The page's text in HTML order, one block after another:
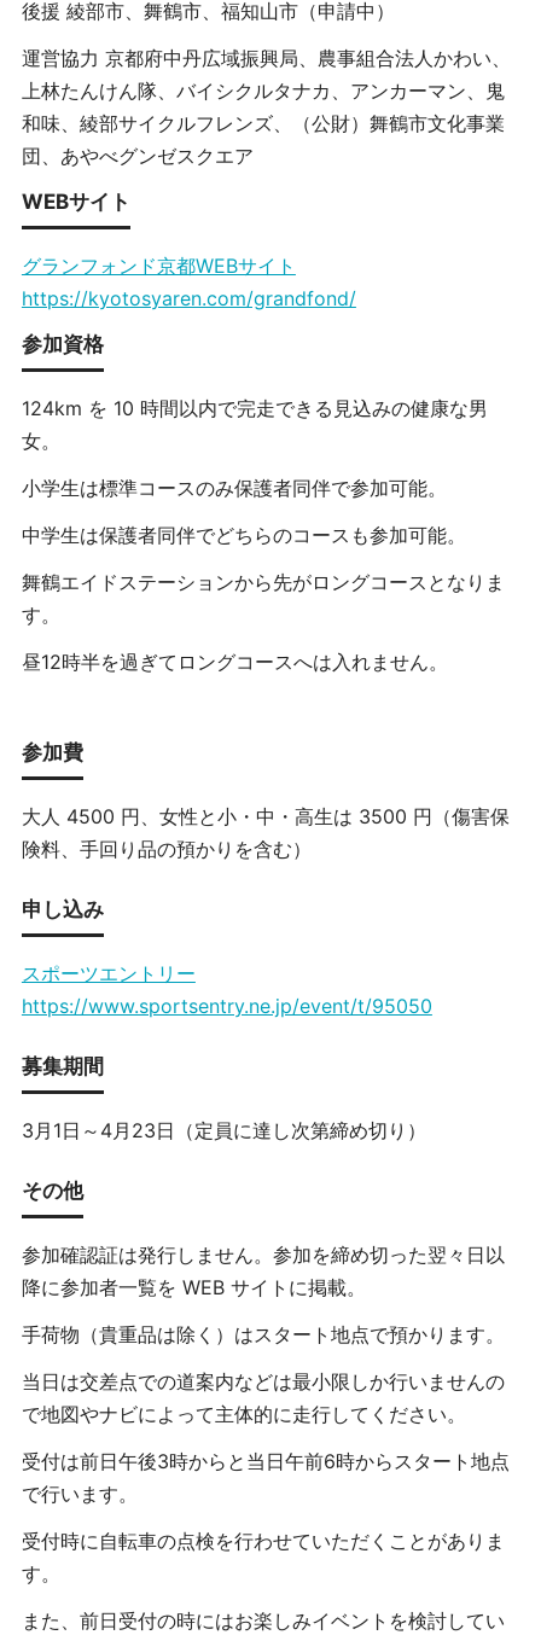
後援 綾部市、舞鶴市、福知山市（申請中）
運営協力 京都府中丹広域振興局、農事組合法人かわい、
上林たんけん隊、バイシクルタナカ、アンカーマン、鬼
和味、綾部サイクルフレンズ、（公財）舞鶴市文化事業
団、あやべグンゼスクエア
WEBサイト
グランフォンド京都WEBサイト
https://kyotosyaren.com/grandfond/
参加資格
124km を 10 時間以内で完走できる見込みの健康な男
女。
小学生は標準コースのみ保護者同伴で参加可能。
中学生は保護者同伴でどちらのコースも参加可能。
舞鶴エイドステーションから先がロングコースとなりま
す。
昼12時半を過ぎてロングコースへは入れません。
参加費
大人 4500 円、女性と小・中・高生は 3500 円（傷害保
険料、手回り品の預かりを含む）
申し込み
スポーツエントリー
https://www.sportsentry.ne.jp/event/t/95050
募集期間
3月1日～4月23日（定員に達し次第締め切り）
その他
参加確認証は発行しません。参加を締め切った翌々日以
降に参加者一覧を WEB サイトに掲載。
手荷物（貴重品は除く）はスタート地点で預かります。
当日は交差点での道案内などは最小限しか行いませんの
で地図やナビによって主体的に走行してください。
受付は前日午後3時からと当日午前6時からスタート地点
で行います。
受付時に自転車の点検を行わせていただくことがありま
す。
また、前日受付の時にはお楽しみイベントを検討してい